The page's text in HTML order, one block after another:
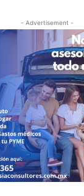
- Advertisement -